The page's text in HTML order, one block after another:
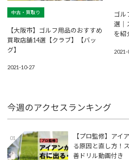
中古・買取り
【大阪市】ゴルフ用品のおすすめ
買取店舗14選【クラブ】【バッ
グ】
2021-10-27
ゴル
選｜
を紹
2021-
今週のアクセスランキング
01
【プロ監修】アイ
る原因と直し方！
善ドリル動画付き